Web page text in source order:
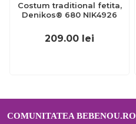
Costum traditional fetita,
Denikos® 680 NIK4926
209.00 lei
COMUNITATEA BEBENOU.RO